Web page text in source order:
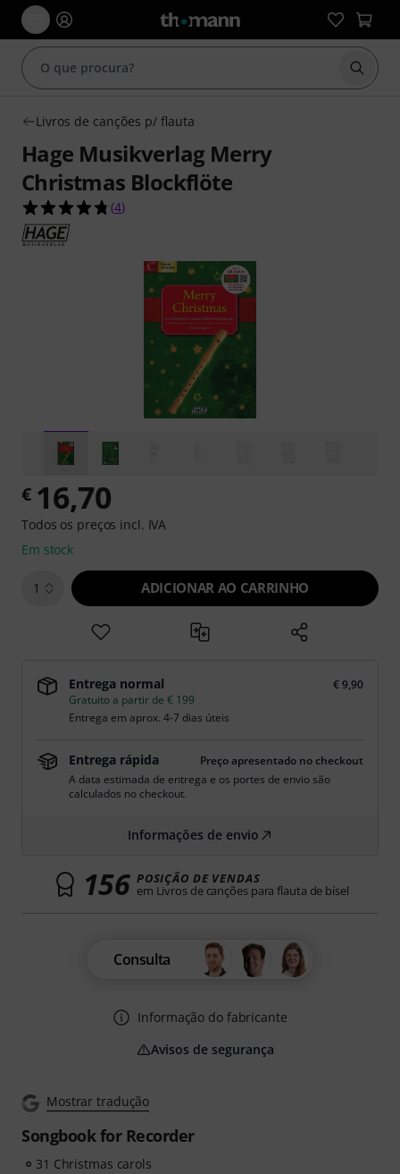
Iniciar
Livros de canções p/ flauta
Hage Musikverlag Merry
Christmas Blockflöte
4.8 de 5 estrelas de 4 avaliações de clientes
(4)
Mostrar tradução
Songbook for Recorder
31 Christmas carols
€ 16,70
Todos os preços incl. IVA
Em stock
1 ADICIONAR AO CARRINHO
Entrega normal
€ 9,90
Gratuito a partir de € 199
Entrega em aprox. 4-7 dias úteis
Entrega rápida
Preço apresentado no checkout
A data estimada de entrega e os portes de envio são
calculados no checkout.
Informações de envio
156 POSIÇÃO DE VENDAS
em Livros de canções para flauta de bísel
Consulta
Informação do fabricante
Avisos de segurança